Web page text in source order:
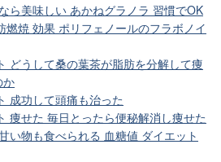
ら美味しい あかねグラノラ 習慣でOK
燃焼 効果 ポリフェノールのフラボノイ
どうして桑の葉茶が脂肪を分解して痩
か
成功して頭痛も治った
痩せた 毎日とったら便秘解消し痩せた
い物も食べられる 血糖値 ダイエット